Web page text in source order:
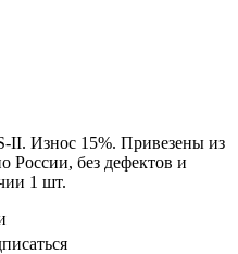
II. Износ 15%. Привезены из
России, без дефектов и
1 шт.